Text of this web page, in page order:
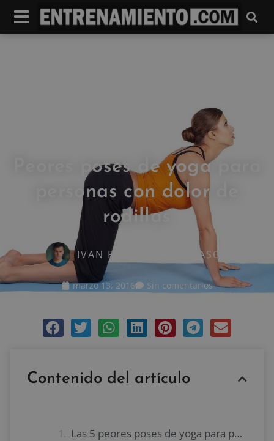
Peores poses de yoga para
personas con dolor de
rodillas
IVAN FRESNEDA CARRASCO
marzo 13, 2016 Sin comentarios
Contenido del artículo
Las 5 peores poses de yoga para personas con dolor de rodilla